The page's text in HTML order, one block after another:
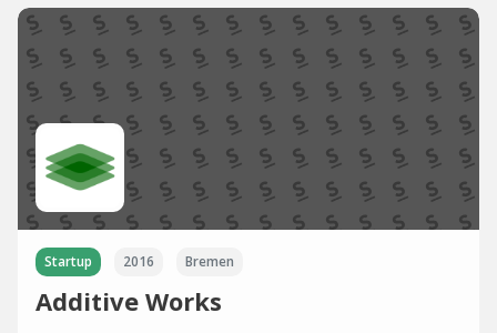
Startup 2016 Bremen
Additive Works